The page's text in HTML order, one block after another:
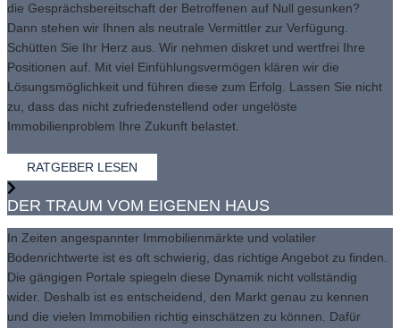
die Gesprächsbereitschaft der Betroffenen auf Null gesunken?
Dann stehen wir Ihnen als neutrale Vermittler zur Verfügung.
Schütten Sie Ihr Herz aus. Wir nehmen diskret und wertfrei Ihre
Positionen auf. Mit viel Einfühlungsvermögen klären wir die
Lösungsmöglichkeit und führen diese zum Erfolg. Lassen Sie nicht
zu, dass das nicht zufriedenstellend oder ungelöste
Immobilienproblem Ihre Zukunft belastet.
RATGEBER LESEN
DER TRAUM VOM EIGENEN HAUS
In Zeiten angespannter Immobilienmärkte und volatiler
Bodenrichtwerte ist es oft schwierig, das richtige Angebot zu finden.
Die gängigen Portale spiegeln diese Dynamik nicht vollständig
wider. Deshalb ist es entscheidend, den Markt genau zu kennen
und die vielen Immobilien richtig einschätzen zu können. Dafür